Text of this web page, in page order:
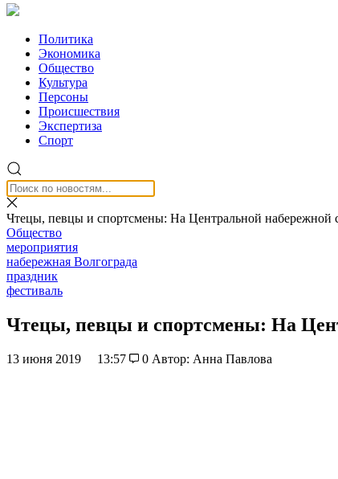
Политика
Экономика
Общество
Культура
Персоны
Происшествия
Экспертиза
Спорт
Чтецы, певцы и спортсмены: На Центральной набережной
Общество
мероприятия
набережная Волгограда
праздник
фестиваль
Чтецы, певцы и спортсмены: На
13 июня 2019 13:57 0 Автор: Анна Павлова